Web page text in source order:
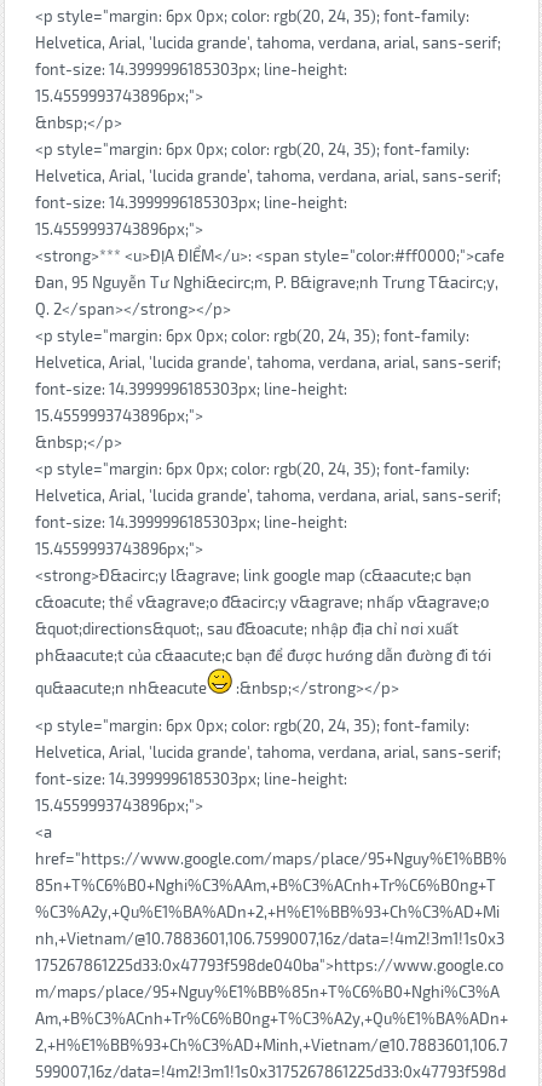
<p style="margin: 6px 0px; color: rgb(20, 24, 35); font-family:
Helvetica, Arial, 'lucida grande', tahoma, verdana, arial, sans-serif;
font-size: 14.3999996185303px; line-height:
15.4559993743896px;">
&nbsp;</p>
<p style="margin: 6px 0px; color: rgb(20, 24, 35); font-family:
Helvetica, Arial, 'lucida grande', tahoma, verdana, arial, sans-serif;
font-size: 14.3999996185303px; line-height:
15.4559993743896px;">
<strong>*** <u>ĐỊA ĐIỂM</u>: <span style="color:#ff0000;">cafe
Đan, 95 Nguyễn Tư Nghi&ecirc;m, P. B&igrave;nh Trưng T&acirc;y,
Q. 2</span></strong></p>
<p style="margin: 6px 0px; color: rgb(20, 24, 35); font-family:
Helvetica, Arial, 'lucida grande', tahoma, verdana, arial, sans-serif;
font-size: 14.3999996185303px; line-height:
15.4559993743896px;">
&nbsp;</p>
<p style="margin: 6px 0px; color: rgb(20, 24, 35); font-family:
Helvetica, Arial, 'lucida grande', tahoma, verdana, arial, sans-serif;
font-size: 14.3999996185303px; line-height:
15.4559993743896px;">
<strong>Đ&acirc;y l&agrave; link google map (c&aacute;c bạn
c&oacute; thể v&agrave;o đ&acirc;y v&agrave; nhấp v&agrave;o
&quot;directions&quot;, sau đ&oacute; nhập địa chỉ nơi xuất
ph&aacute;t của c&aacute;c bạn để được hướng dẫn đường đi tới
qu&aacute;n nh&eacute
:&nbsp;</strong></p>
<p style="margin: 6px 0px; color: rgb(20, 24, 35); font-family:
Helvetica, Arial, 'lucida grande', tahoma, verdana, arial, sans-serif;
font-size: 14.3999996185303px; line-height:
15.4559993743896px;">
<a
href="https://www.google.com/maps/place/95+Nguy%E1%BB%
85n+T%C6%B0+Nghi%C3%AAm,+B%C3%ACnh+Tr%C6%B0ng+T
%C3%A2y,+Qu%E1%BA%ADn+2,+H%E1%BB%93+Ch%C3%AD+Mi
nh,+Vietnam/@10.7883601,106.7599007,16z/data=!4m2!3m1!1s0x3
175267861225d33:0x47793f598de040ba">https://www.google.co
m/maps/place/95+Nguy%E1%BB%85n+T%C6%B0+Nghi%C3%A
Am,+B%C3%ACnh+Tr%C6%B0ng+T%C3%A2y,+Qu%E1%BA%ADn+
2,+H%E1%BB%93+Ch%C3%AD+Minh,+Vietnam/@10.7883601,106.7
599007,16z/data=!4m2!3m1!1s0x3175267861225d33:0x47793f598d